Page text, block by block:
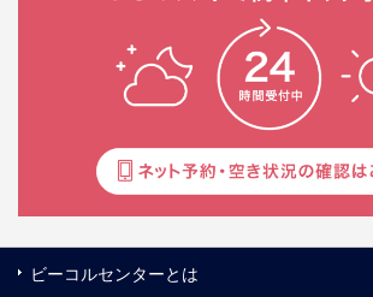
ビーコルセンターとは